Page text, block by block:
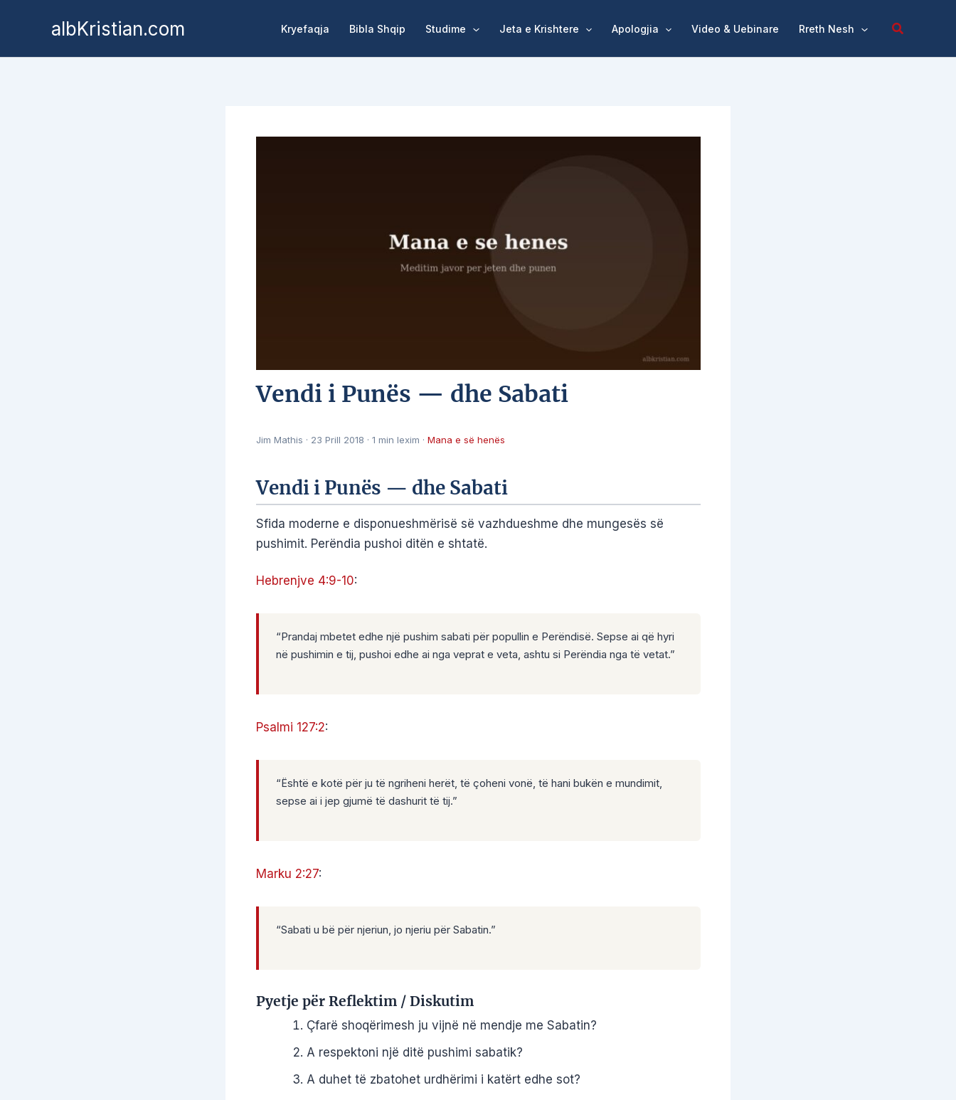
albKristian.com Kryefaqja Bibla Shqip Studime Jeta e Krishtere Apologjia Video & Uebinare Rreth Nesh
Vendi i Punës — dhe Sabati
Jim Mathis · 23 Prill 2018 · 1 min lexim · Mana e së henës
Vendi i Punës — dhe Sabati
Sfida moderne e disponueshmërisë së vazhdueshme dhe mungesës së
pushimit. Perëndia pushoi ditën e shtatë.
Hebrenjve 4:9-10:
“Prandaj mbetet edhe një pushim sabati për popullin e Perëndisë. Sepse ai që hyri
në pushimin e tij, pushoi edhe ai nga veprat e veta, ashtu si Perëndia nga të vetat.”
Psalmi 127:2:
“Është e kotë për ju të ngriheni herët, të çoheni vonë, të hani bukën e mundimit,
sepse ai i jep gjumë të dashurit të tij.”
Marku 2:27:
“Sabati u bë për njeriun, jo njeriu për Sabatin.”
Pyetje për Reflektim / Diskutim
Çfarë shoqërimesh ju vijnë në mendje me Sabatin?
A respektoni një ditë pushimi sabatik?
A duhet të zbatohet urdhërimi i katërt edhe sot?